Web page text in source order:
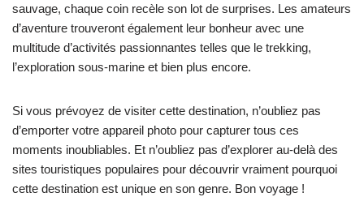
sauvage, chaque coin recèle son lot de surprises. Les amateurs
d’aventure trouveront également leur bonheur avec une
multitude d’activités passionnantes telles que le trekking,
l’exploration sous-marine et bien plus encore.
Si vous prévoyez de visiter cette destination, n’oubliez pas
d’emporter votre appareil photo pour capturer tous ces
moments inoubliables. Et n’oubliez pas d’explorer au-delà des
sites touristiques populaires pour découvrir vraiment pourquoi
cette destination est unique en son genre. Bon voyage !